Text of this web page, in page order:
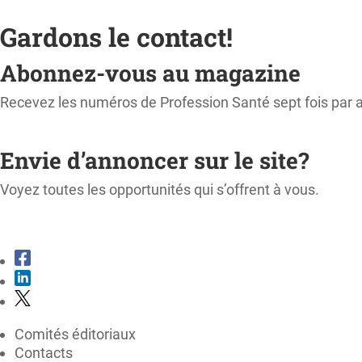
Gardons le contact!
Abonnez-vous au magazine
Recevez les numéros de Profession Santé sept fois par
Envie d’annoncer sur le site?
Voyez toutes les opportunités qui s’offrent à vous.
Comités éditoriaux
Contacts